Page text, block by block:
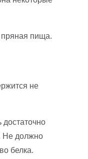
пряная пища.
не
Не должно
белка.